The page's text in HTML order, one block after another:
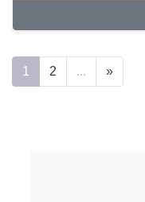
1 2 ... »